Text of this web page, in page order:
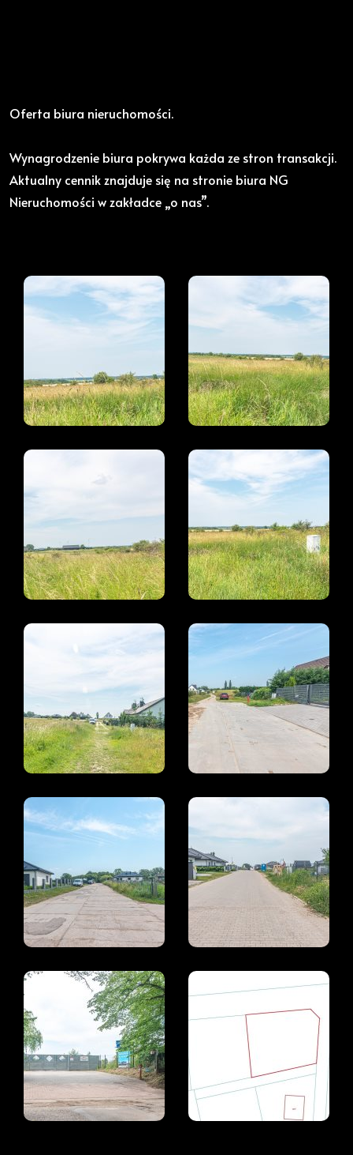
Oferta biura nieruchomości.
Wynagrodzenie biura pokrywa każda ze stron transakcji.
Aktualny cennik znajduje się na stronie biura NG
Nieruchomości w zakładce „o nas”.